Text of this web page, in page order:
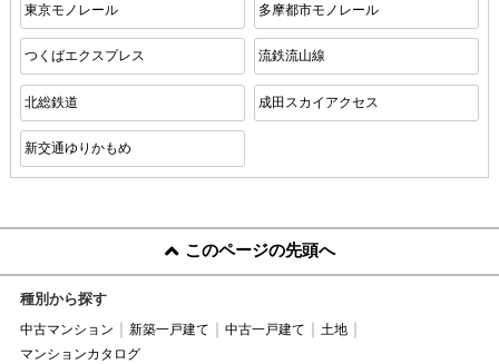
東京モノレール 多摩都市モノレール
つくばエクスプレス 流鉄流山線
北総鉄道 成田スカイアクセス
新交通ゆりかもめ
このページの先頭へ
種別から探す
中古マンション 新築一戸建て 中古一戸建て
土地
マンションカタログ